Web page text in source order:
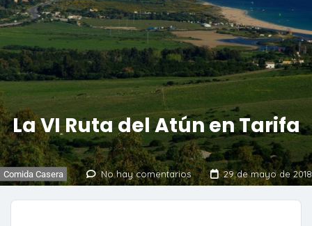
La VI Ruta del Atún en Tarifa
Comida Casera No hay comentarios 29 de mayo de 2018